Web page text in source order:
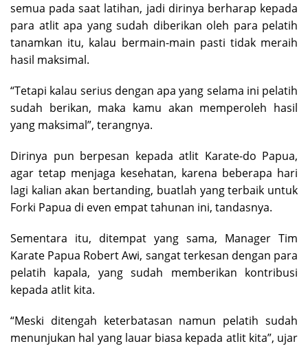
semua pada saat latihan, jadi dirinya berharap kepada
para atlit apa yang sudah diberikan oleh para pelatih
tanamkan itu, kalau bermain-main pasti tidak meraih
hasil maksimal.
“Tetapi kalau serius dengan apa yang selama ini pelatih
sudah berikan, maka kamu akan memperoleh hasil
yang maksimal”, terangnya.
Dirinya pun berpesan kepada atlit Karate-do Papua,
agar tetap menjaga kesehatan, karena beberapa hari
lagi kalian akan bertanding, buatlah yang terbaik untuk
Forki Papua di even empat tahunan ini, tandasnya.
Sementara itu, ditempat yang sama, Manager Tim
Karate Papua Robert Awi, sangat terkesan dengan para
pelatih kapala, yang sudah memberikan kontribusi
kepada atlit kita.
“Meski ditengah keterbatasan namun pelatih sudah
menunjukan hal yang lauar biasa kepada atlit kita”, ujar